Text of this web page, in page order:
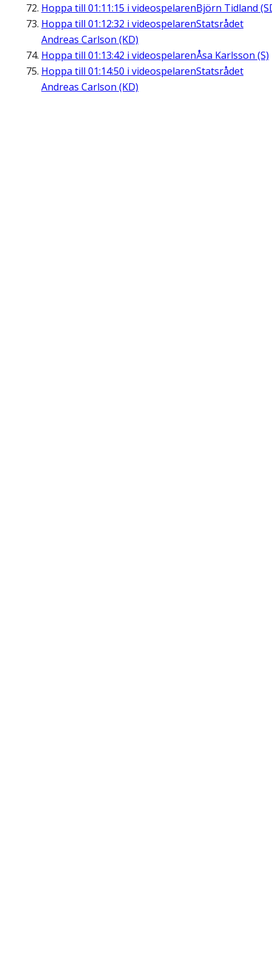
Hoppa till 01:11:15 i videospelarenBjörn Tidland
Hoppa till 01:12:32 i videospelarenStatsrådet
Andreas Carlson (KD)
Hoppa till 01:13:42 i videospelarenÅsa Karlsson (S)
Hoppa till 01:14:50 i videospelarenStatsrådet
Andreas Carlson (KD)